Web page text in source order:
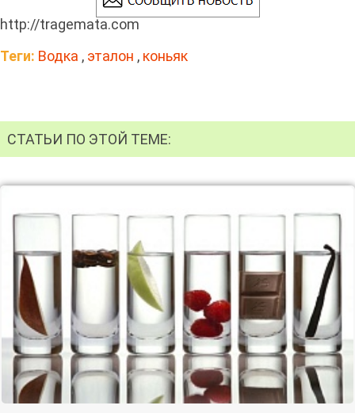
http://tragemata.com
Теги: Водка , эталон , коньяк
СТАТЬИ ПО ЭТОЙ ТЕМЕ: